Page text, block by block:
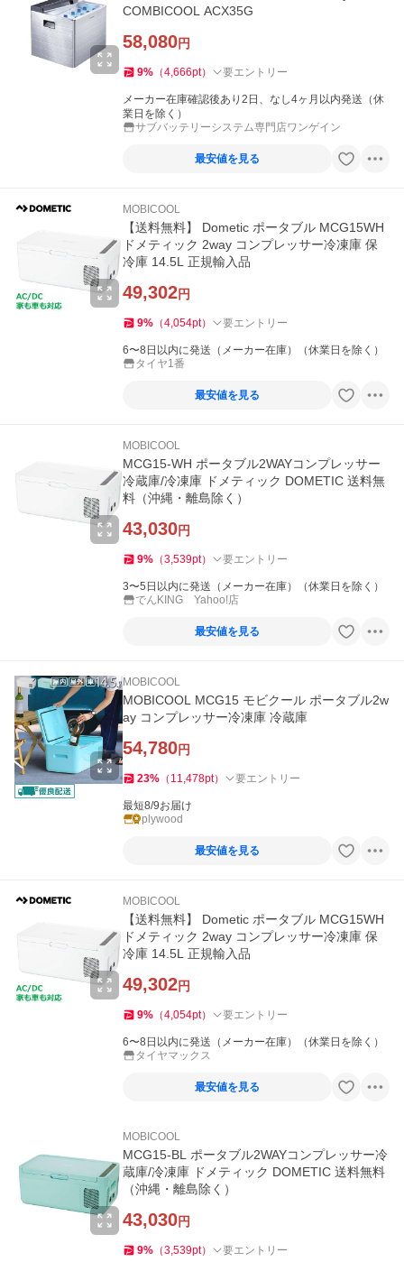
COMBICOOL ACX35G
58,080円
9% （4,666pt） 要エントリー
メーカー在庫確認後あり2日、なし4ヶ月以内発送（休
業日を除く）
サブバッテリーシステム専門店ワンゲイン
最安値を見る
MOBICOOL
【送料無料】 Dometic ポータブル MCG15WH
ドメティック 2way コンプレッサー冷凍庫 保
冷庫 14.5L 正規輸入品
49,302円
9% （4,054pt） 要エントリー
6〜8日以内に発送（メーカー在庫）（休業日を除く）
タイヤ1番
最安値を見る
MOBICOOL
MCG15-WH ポータブル2WAYコンプレッサー
冷蔵庫/冷凍庫 ドメティック DOMETIC 送料無
料（沖縄・離島除く）
43,030円
9% （3,539pt） 要エントリー
3〜5日以内に発送（メーカー在庫）（休業日を除く）
でんKING Yahoo!店
最安値を見る
MOBICOOL
MOBICOOL MCG15 モビクール ポータブル2w
ay コンプレッサー冷凍庫 冷蔵庫
54,780円
23% （ 11,478pt） 要エントリー
最短8/9お届け
plywood
最安値を見る
MOBICOOL
【送料無料】 Dometic ポータブル MCG15WH
ドメティック 2way コンプレッサー冷凍庫 保
冷庫 14.5L 正規輸入品
49,302円
9% （4,054pt） 要エントリー
6〜8日以内に発送（メーカー在庫）（休業日を除く）
タイヤマックス
最安値を見る
MOBICOOL
MCG15-BL ポータブル2WAYコンプレッサー冷
蔵庫/冷凍庫 ドメティック DOMETIC 送料無料
（沖縄・離島除く）
43,030円
9% （3,539pt） 要エントリー